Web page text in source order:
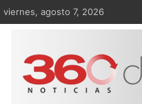
Saltar
al
viernes, agosto 7, 2026